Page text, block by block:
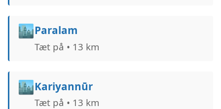
🏙️Paralam
Tæt på • 13 km
🏙️Kariyannūr
Tæt på • 13 km